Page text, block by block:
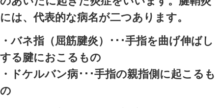
腱鞘炎にかかる人が、最近急
うです。